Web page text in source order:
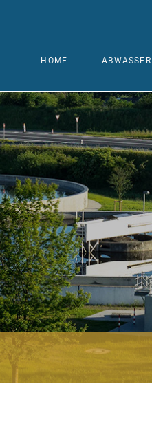
HOME ABWASSER